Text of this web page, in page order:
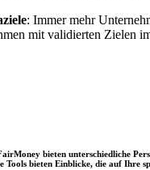
: Immer mehr
mit validierten Zielen
bieten unterschiedliche
Tools bieten Einblicke, die auf Ihre